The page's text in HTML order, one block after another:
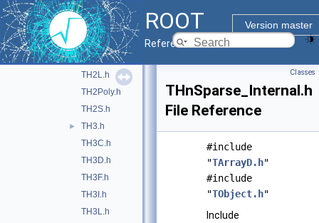
ROOT
Version master
Reference Guide
TH2C.h
TH2D.h
TH2F.h
TH2I.h
TH2L.h
TH2Poly.h
TH2S.h
►
TH3.h
TH3C.h
TH3D.h
TH3F.h
TH3I.h
TH3L.h
Classes
THnSparse_Internal.h
File Reference
#include
"TArrayD.h"
#include
"TObject.h"
Include